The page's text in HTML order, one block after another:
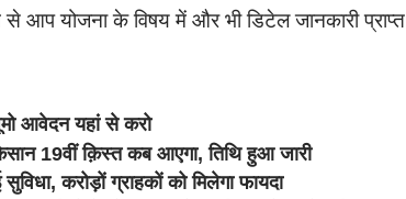
आप योजना के विषय में और भी डिटेल जानकारी प्राप्त
आवेदन यहां से करो
19वीं क़िस्त कब आएगा, तिथि हुआ जारी
करोड़ों ग्राहकों को मिलेगा फायदा